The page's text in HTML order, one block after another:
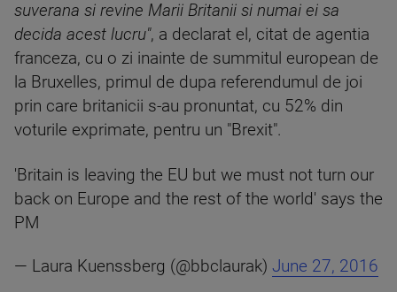
suverana si revine Marii Britanii si numai ei sa
decida acest lucru", a declarat el, citat de agentia
franceza, cu o zi inainte de summitul european de
la Bruxelles, primul de dupa referendumul de joi
prin care britanicii s-au pronuntat, cu 52% din
voturile exprimate, pentru un "Brexit".
'Britain is leaving the EU but we must not turn our
back on Europe and the rest of the world' says the
PM
— Laura Kuenssberg (@bbclaurak) June 27, 2016